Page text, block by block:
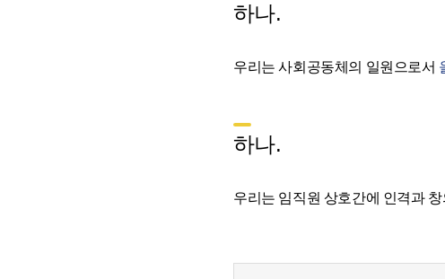
하나.
우리는 사회공동체의 일원으로서
하나.
우리는 임직원 상호간에 인격과